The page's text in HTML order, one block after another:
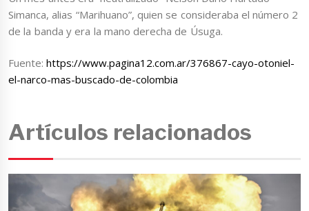
Simanca, alias “Marihuano”, quien se consideraba el número 2
de la banda y era la mano derecha de Úsuga.
Fuente:https://www.pagina12.com.ar/376867-cayo-otoniel-
el-narco-mas-buscado-de-colombia
Artículos relacionados